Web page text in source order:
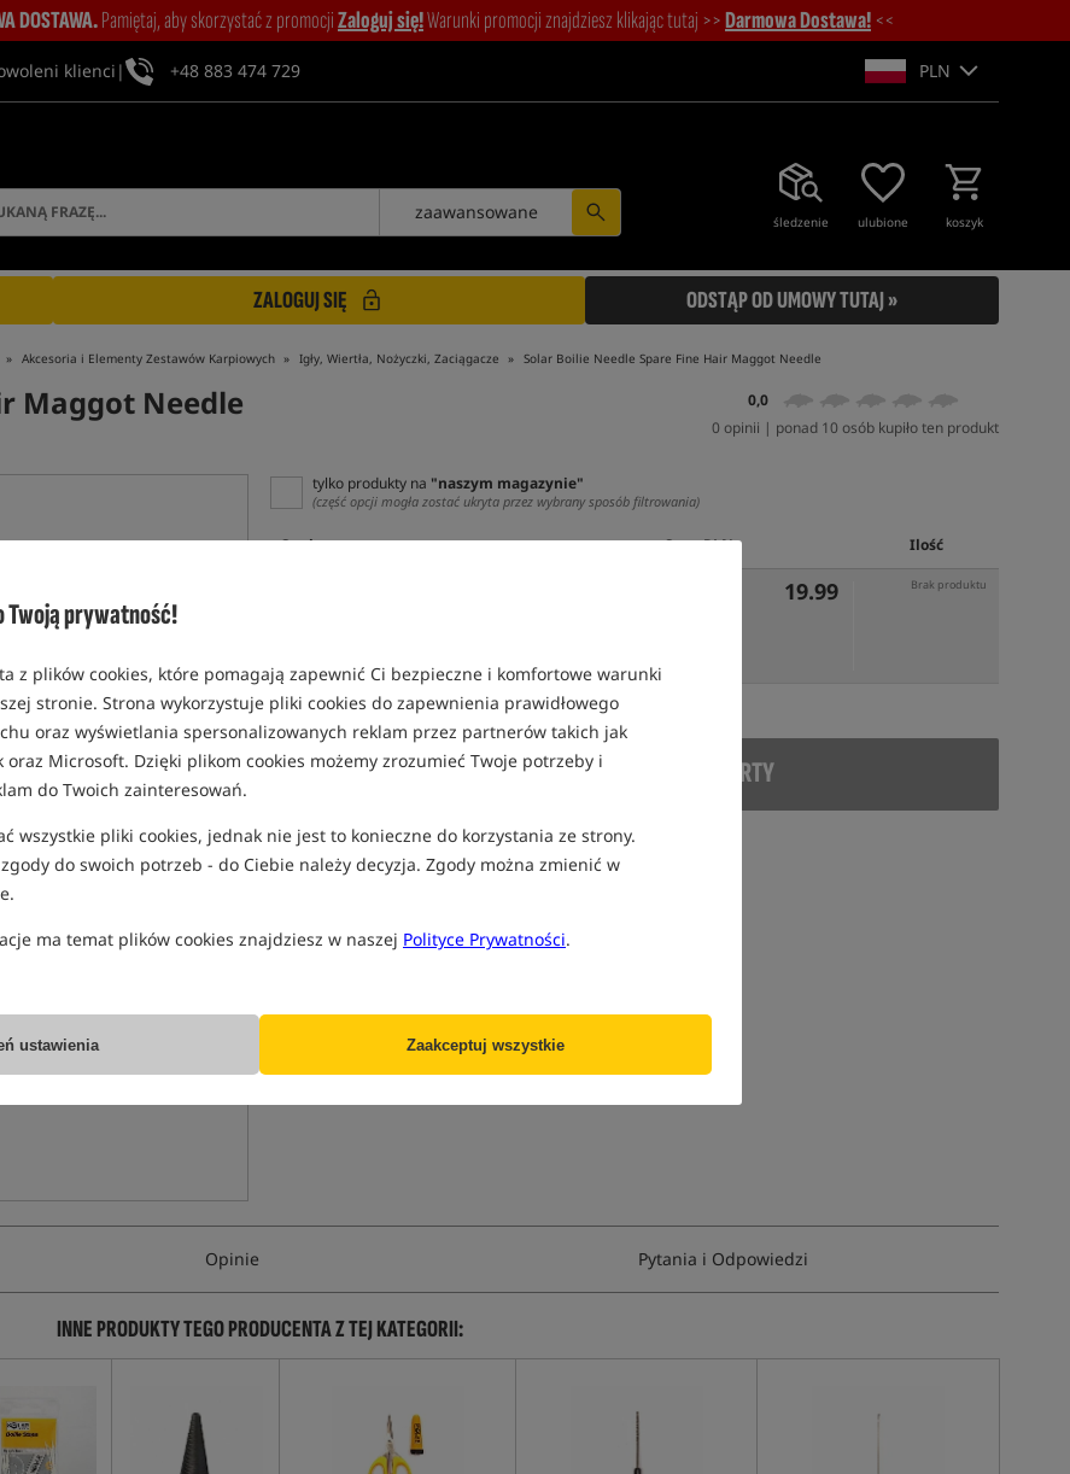
Twoją prywatność!
z plików cookies, które pomagają zapewnić Ci bezpieczne i komfortowe warunki
stronie. Strona wykorzystuje pliki cookies do zapewnienia prawidłowego
oraz wyświetlania spersonalizowanych reklam przez partnerów takich jak
oraz Microsoft. Dzięki plikom cookies możemy zrozumieć Twoje potrzeby i
do Twoich zainteresowań.
wszystkie pliki cookies, jednak nie jest to konieczne do korzystania ze strony.
do swoich potrzeb - do Ciebie należy decyzja. Zgody można zmienić w
ma temat plików cookies znajdziesz w naszej Polityce Prywatności.
ustawienia Zaakceptuj wszystkie
DOSTAWA.Pamiętaj, aby skorzystać z promocjiZaloguj się!Warunki promocji znajdziesz klikając tutaj >>Darmowa Dostawa! <<
klienci | +48 883 474 729 PLN
śledzenie ulubione koszyk
zaawansowane
ZALOGUJ SIĘ ODSTĄP OD UMOWY TUTAJ »
Akcesoria i Elementy Zestawów Karpiowych Igły, Wiertła, Nożyczki, Zaciągacze Solar Boilie Needle Spare Fine Hair Maggot Needle
Maggot Needle
0,0
0 opinii | ponad 10 osób kupiło ten produkt
tylko produkty na "naszym magazynie"
(część opcji mogła zostać ukryta przez wybrany sposób filtrowania)
Opcja Cena PLN Ilość
19.99 Brak produktu
PRODUKT WYCOFANY Z OFERTY
Opinie Pytania i Odpowiedzi
INNE PRODUKTY TEGO PRODUCENTA Z TEJ KATEGORII: